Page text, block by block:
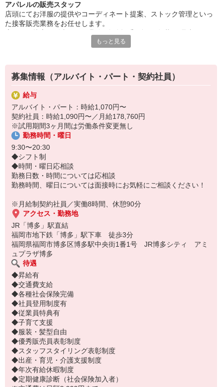
販売ノルマはありませんので、自分らしく働ける職場です。
働きやすい職場をお探しならぜひご応募を！
一緒にSHIPSを盛り上げていきましょう！
アパレルの販売スタッフ
店頭にてお洋服の提供やコーディネート提案、ストック管理といっ
た接客販売業務をお任せします。
店頭商品・ストックの整理、店内清掃 など
もっと見る
募集情報（アルバイト・パート・契約社員）
給与
アルバイト・パート：時給1,070円〜
契約社員：時給1,090円〜／月給178,760円
※試用期間3ヶ月間は労働条件変更無し
勤務時間・曜日
9:30〜20:30
◆シフト制
◆時間・曜日応相談
勤務日数・時間については応相談
勤務時間、曜日については面接時にお気軽にご相談ください！
※月給制契約社員／実働8時間、休憩90分
アクセス・勤務地
JR「博多」駅直結
福岡市地下鉄「博多」駅下車 徒歩3分
福岡県福岡市博多区博多駅中央街1番1号 JR博多シティ アミ
ュプラザ博多
待遇
◆昇給有
◆交通費支給
◆各種社会保険完備
◆社員登用制度有
◆従業員特典有
◆子育て支援
◆服装・髪型自由
◆優秀販売員表彰制度
◆スタッフスタイリング表彰制度
◆出産・育児・介護支援制度
◆年次有給休暇制度
◆定期健康診断（社会保険加入者）